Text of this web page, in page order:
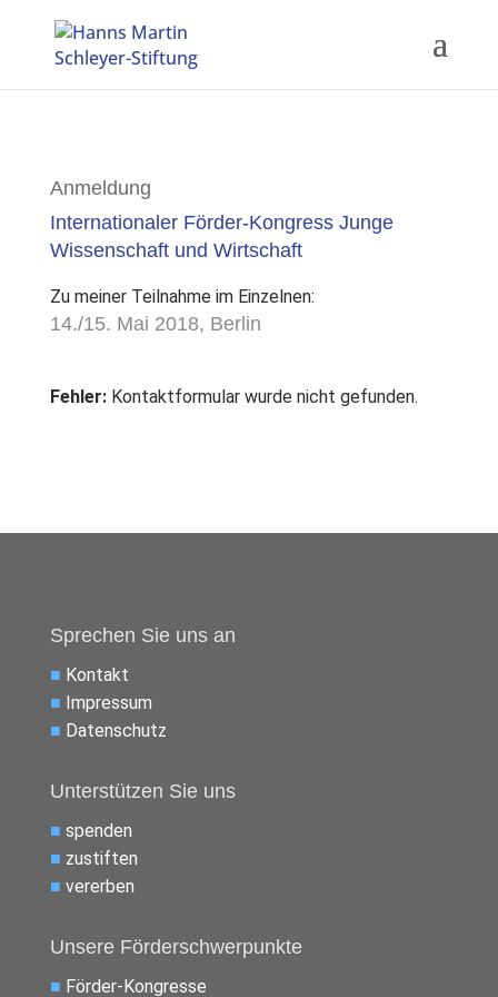
Anmeldung
Internationaler Förder-Kongress Junge
Wissenschaft und Wirtschaft
Zu meiner Teilnahme im Einzelnen:
14./15. Mai 2018, Berlin
Fehler:Kontaktformular wurde nicht gefunden.
Sprechen Sie uns an
■ Kontakt
■ Impressum
■ Datenschutz
Unterstützen Sie uns
■ spenden
■ zustiften
■ vererben
Unsere Förderschwerpunkte
■ Förder-Kongresse